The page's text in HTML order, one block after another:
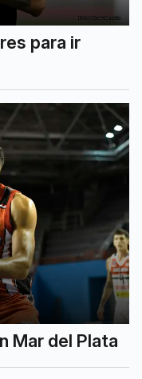
para ir
Mar del Plata